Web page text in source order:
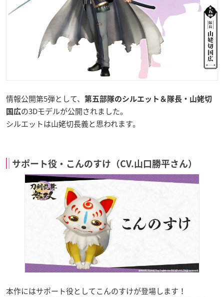
情報公開第5弾として、
第五部隊のシルエット＆隊長・山姥切
国広の3Dモデルが公開されました。
シルエットは山姥切長義と思われます。
サポート役・こんのすけ（CV.山口勝平さん）
本作にはサポート役としてこんのすけが登場します！